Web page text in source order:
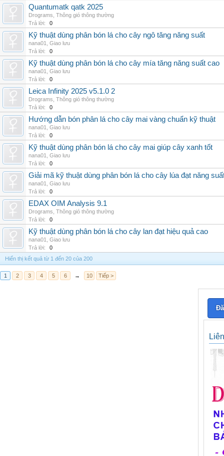
Quantumatk qatk 2025
Drograms Thông gió thông thường
Trả lời:
0
Kỹ thuật dùng phân bón lá cho cây ngô tăng năng suất
nana01
Giao lưu
Trả lời:
0
Kỹ thuật dùng phân bón lá cho cây mía tăng năng suất cao
nana01
Giao lưu
Trả lời:
0
Leica Infinity 2025 v5.1.0 2
Drograms Thông gió thông thường
Trả lời:
0
Hướng dẫn bón phân lá cho cây mai vàng chuẩn kỹ thuật
nana01
Giao lưu
Trả lời:
0
Kỹ thuật dùng phân bón lá cho cây mai giúp cây xanh tốt
nana01
Giao lưu
Trả lời:
0
Giải mã kỹ thuật dùng phân bón lá cho cây lúa đạt năng
nana01
Giao lưu
Trả lời:
0
EDAX OIM Analysis 9.1
Drograms Thông gió thông thường
Trả lời:
0
Kỹ thuật dùng phân bón lá cho cây lan đạt hiệu quả cao
nana01
Giao lưu
Trả lời:
0
Hiển thị kết quả từ 1 đến 20 của 200
1 2 3 4 5 6 → 10 Tiếp >